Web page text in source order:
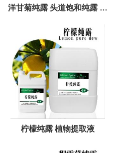
洋甘菊纯露 头道饱和纯露 原
料批发 洋甘菊花水
柠檬纯露 植物提取液